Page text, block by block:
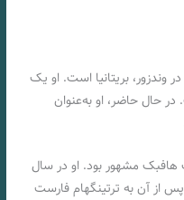
گرت ساوتگیت، متولد 26 سپتامبر 1970 در وندزور، بریتانیا است. او یک
حال حاضر، او به‌عنوان
هافبک مشهور بود. او در سال
پس از آن به ترتینگهام فارست